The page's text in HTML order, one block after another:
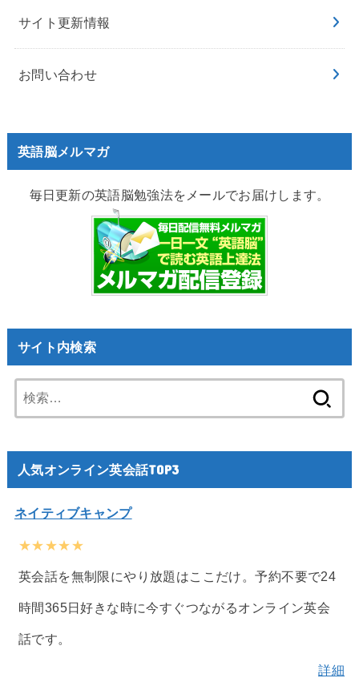
サイト更新情報
お問い合わせ
英語脳メルマガ
毎日更新の英語脳勉強法をメールでお届けします。
サイト内検索
索:
人気オンライン英会話TOP3
ネイティブキャンプ
★★★★★
英会話を無制限にやり放題はここだけ。予約不要で24
時間365日好きな時に今すぐつながるオンライン英会
話です。
詳細